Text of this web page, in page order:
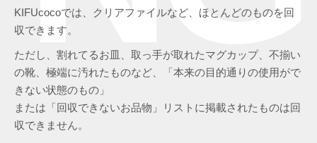
KIFUcocoでは、クリアファイルなど、ほとんどのものを回
収できます。
ただし、割れてるお皿、取っ手が取れたマグカップ、不揃い
の靴、極端に汚れたものなど、「本来の目的通りの使用がで
きない状態のもの」
または「回収できないお品物」リストに掲載されたものは回
収できません。